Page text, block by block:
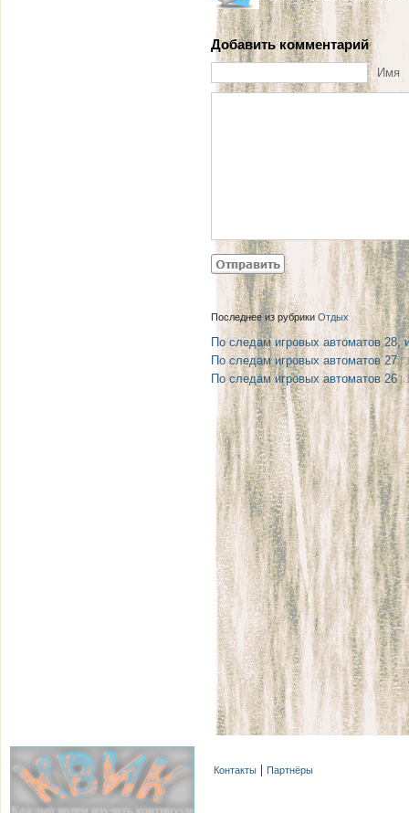
Добавить комментарий
Имя
Последнее из рубрики Отдых
По следам игровых автоматов
По следам игровых автоматов 27|
По следам игровых автоматов 26|
Контакты Партнёры